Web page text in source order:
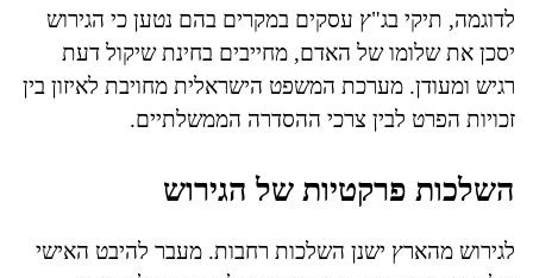
לדוגמה, תיקי בג"ץ עסקים במקרים בהם נטען כי הגירוש
יסכן את שלומו של האדם, מחייבים בחינת שיקול דעת
רגיש ומעודן. מערכת המשפט הישראלית מחויבת לאיזון בין
זכויות הפרט לבין צרכי ההסדרה הממשלתיים.
השלכות פרקטיות של הגירוש
לגירוש מהארץ ישנן השלכות רחבות. מעבר להיבט האישי